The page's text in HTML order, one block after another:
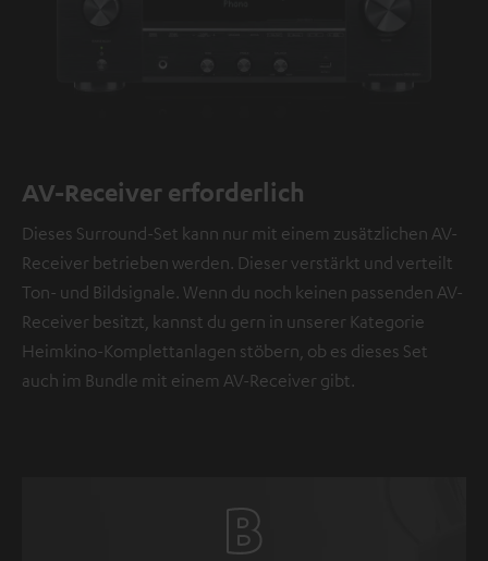
AV-Receiver erforderlich
Dieses Surround-Set kann nur mit einem zusätzlichen AV-
Receiver betrieben werden. Dieser verstärkt und verteilt
Ton- und Bildsignale. Wenn du noch keinen passenden AV-
Receiver besitzt, kannst du gern in unserer Kategorie
Heimkino-Komplettanlagen stöbern, ob es dieses Set
auch im Bundle mit einem AV-Receiver gibt.